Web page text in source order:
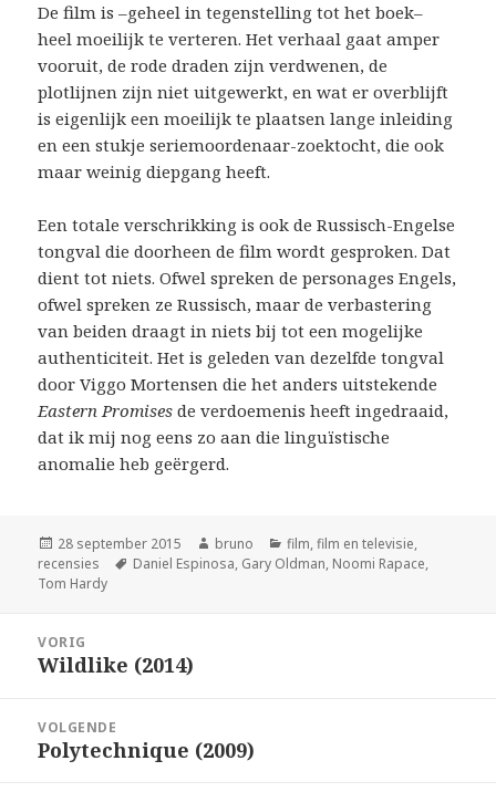
De film is –geheel in tegenstelling tot het boek–
heel moeilijk te verteren. Het verhaal gaat amper
vooruit, de rode draden zijn verdwenen, de
plotlijnen zijn niet uitgewerkt, en wat er overblijft
is eigenlijk een moeilijk te plaatsen lange inleiding
en een stukje seriemoordenaar-zoektocht, die ook
maar weinig diepgang heeft.
Een totale verschrikking is ook de Russisch-Engelse
tongval die doorheen de film wordt gesproken. Dat
dient tot niets. Ofwel spreken de personages Engels,
ofwel spreken ze Russisch, maar de verbastering
van beiden draagt in niets bij tot een mogelijke
authenticiteit. Het is geleden van dezelfde tongval
door Viggo Mortensen die het anders uitstekende
Eastern Promises de verdoemenis heeft ingedraaid,
dat ik mij nog eens zo aan die linguïstische
anomalie heb geërgerd.
Geplaatst
op
28 september 2015 Auteur
bruno Categorieën
film,film en televisie,
recensies
Tags
Daniel Espinosa, Gary Oldman, Noomi Rapace,
Tom Hardy
navigatie
VORIG
Vorig
Wildlike (2014)
VOLGENDE
Volgend
Polytechnique (2009)